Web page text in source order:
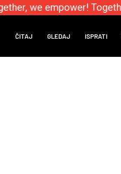
we empower!
ČITAJ GLEDAJ ISPRATI